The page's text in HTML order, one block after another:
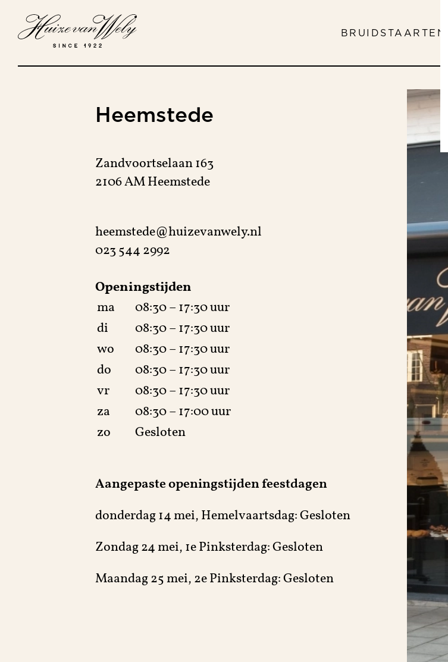
BRUIDSTAARTEN
Heemstede
Zandvoortselaan 163
2106 AM Heemstede
heemstede@huizevanwely.nl
023 544 2992
Openingstijden
ma
08:30 – 17:30 uur
di
08:30 – 17:30 uur
wo
08:30 – 17:30 uur
do
08:30 – 17:30 uur
vr
08:30 – 17:30 uur
za
08:30 – 17:00 uur
zo
Gesloten
Aangepaste openingstijden feestdagen
donderdag 14 mei, Hemelvaartsdag: Gesloten
Zondag 24 mei, 1e Pinksterdag: Gesloten
Maandag 25 mei, 2e Pinksterdag: Gesloten